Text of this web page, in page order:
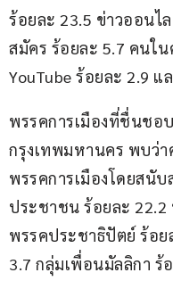
ร้อยละ 23.5 ข่าวออนไ
สมัคร ร้อยละ 5.7 คนใ
YouTube ร้อยละ 2.9
พรรคการเมืองที่ชื่นชอ
กรุงเทพมหานคร พบว่
พรรคการเมืองโดยสนั
ประชาชน ร้อยละ 22.2
พรรคประชาธิปัตย์ ร้อย
3.7 กลุ่มเพื่อนมัลลิกา ร้